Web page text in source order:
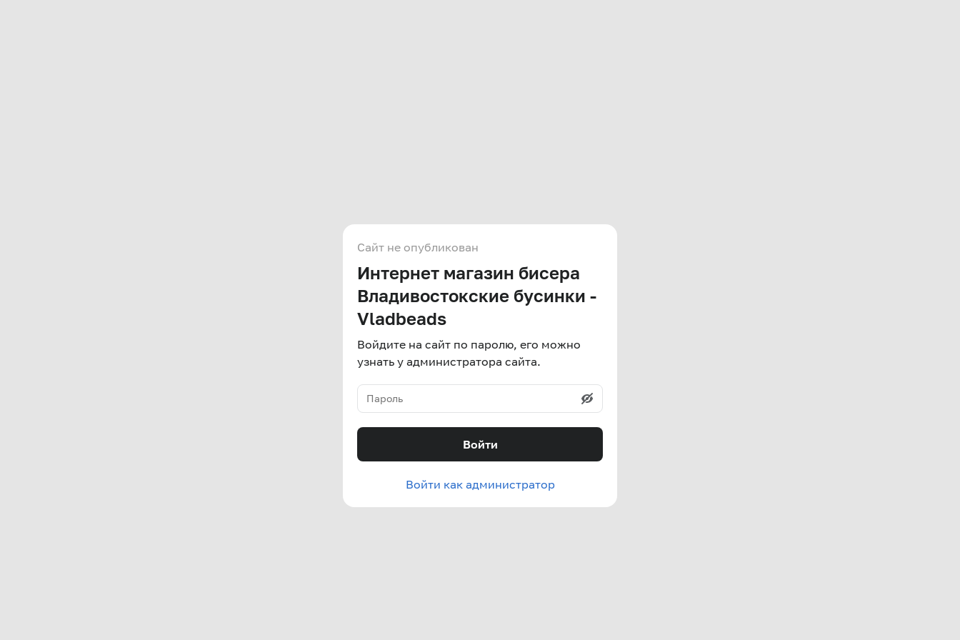
Сайт не опубликован
Интернет магазин бисера
Владивостокские бусинки -
Vladbeads
Войдите на сайт по паролю, его можно
узнать у администратора сайта.
Войти
Войти как администратор